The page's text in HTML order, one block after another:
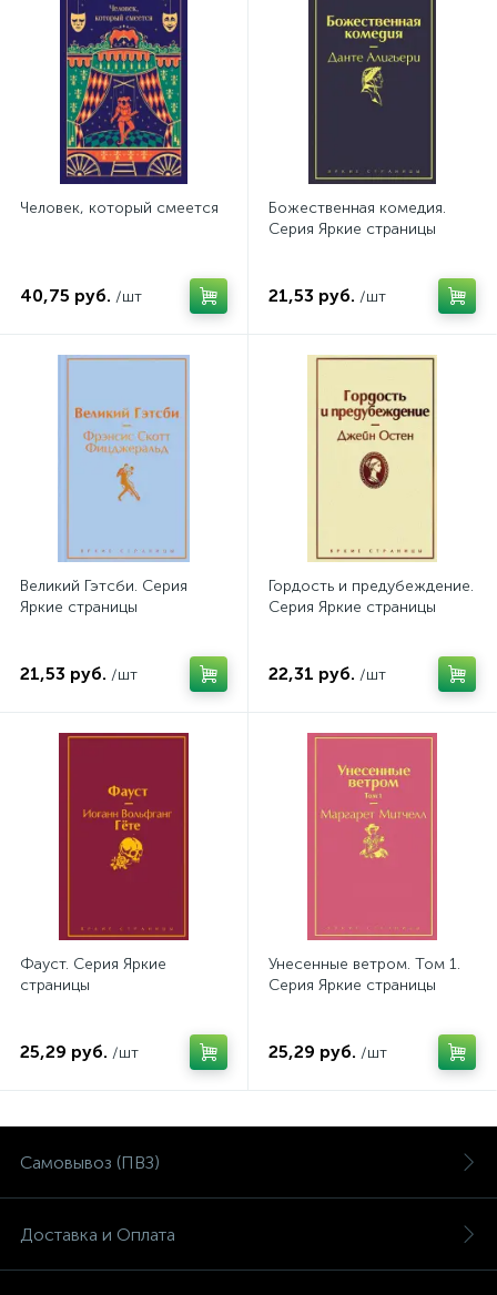
Человек, который смеется
40,75 руб. /шт
Божественная комедия.
Серия Яркие страницы
21,53 руб. /шт
Великий Гэтсби. Серия
Яркие страницы
21,53 руб. /шт
Гордость и предубеждение.
Серия Яркие страницы
22,31 руб. /шт
Фауст. Серия Яркие
страницы
25,29 руб. /шт
Унесенные ветром. Том 1.
Серия Яркие страницы
25,29 руб. /шт
Самовывоз (ПВЗ)
Доставка и Оплата